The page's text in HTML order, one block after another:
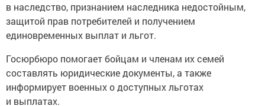
в наследство, признанием наследника недостойным,
защитой прав потребителей и получением
единовременных выплат и льгот.
Госюрбюро помогает бойцам и членам их семей
составлять юридические документы, а также
информирует военных о доступных льготах
и выплатах.